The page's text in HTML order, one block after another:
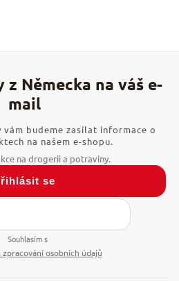
budeme zasílat informace o
na našem e-shopu.
Souhlasím s
zpracování osobních údajů
se